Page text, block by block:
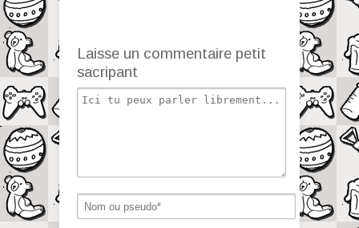
Laisse un commentaire petit
sacripant